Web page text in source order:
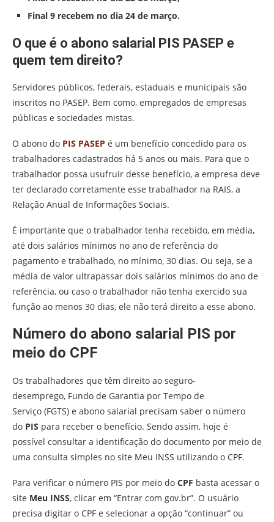
Final 9 recebem no dia 24 de março.
O que é o abono salarial PIS PASEP e
quem tem direito?
Servidores públicos, federais, estaduais e municipais são
inscritos no PASEP. Bem como, empregados de empresas
públicas e sociedades mistas.
O abono do PIS PASEP é um benefício concedido para os
trabalhadores cadastrados há 5 anos ou mais. Para que o
trabalhador possa usufruir desse benefício, a empresa deve
ter declarado corretamente esse trabalhador na RAIS, a
Relação Anual de Informações Sociais.
É importante que o trabalhador tenha recebido, em média,
até dois salários mínimos no ano de referência do
pagamento e trabalhado, no mínimo, 30 dias. Ou seja, se a
média de valor ultrapassar dois salários mínimos do ano de
referência, ou caso o trabalhador não tenha exercido sua
função ao menos 30 dias, ele não terá direito a esse abono.
Número do abono salarial PIS por
meio do CPF
Os trabalhadores que têm direito ao seguro-
desemprego, Fundo de Garantia por Tempo de
Serviço (FGTS) e abono salarial precisam saber o número
do PIS para receber o benefício. Sendo assim, hoje é
possível consultar a identificação do documento por meio de
uma consulta simples no site Meu INSS utilizando o CPF.
Para verificar o número PIS por meio do CPF basta acessar o
site Meu INSS, clicar em “Entrar com gov.br”. O usuário
precisa digitar o CPF e selecionar a opção “continuar” ou